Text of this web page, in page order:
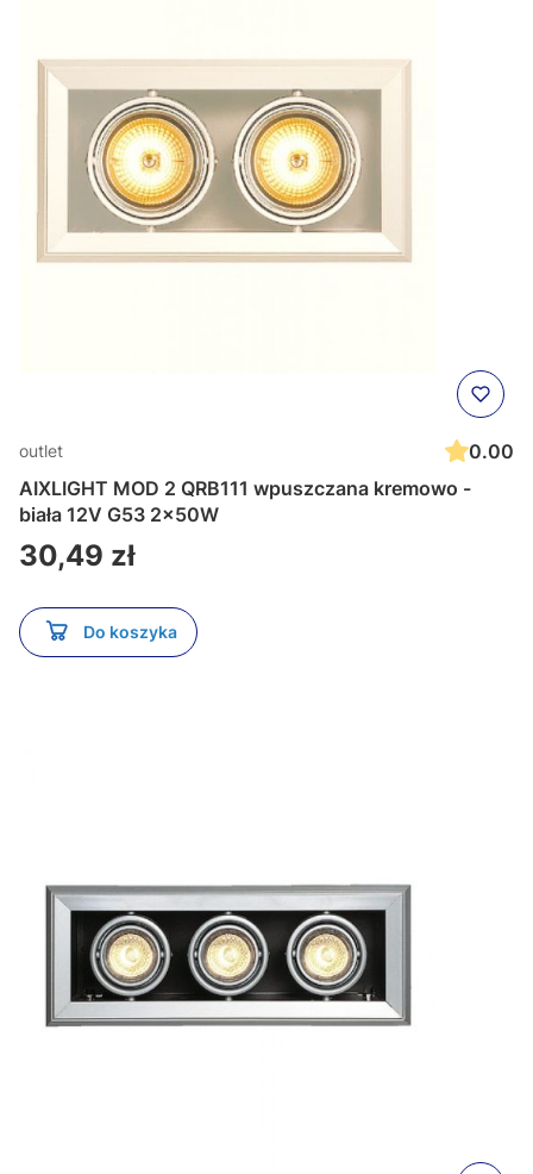
outlet
0.00
AIXLIGHT MOD 2 QRB111 wpuszczana kremowo -
biała 12V G53 2x50W
Cena
30,49 zł
Do koszyka